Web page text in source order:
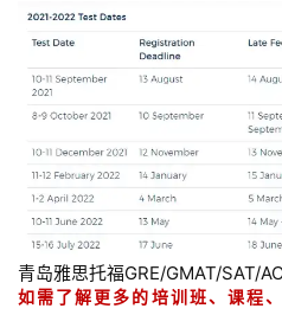
青岛雅思托福GRE/GMAT/SAT/
如需了解更多的培训班、课程